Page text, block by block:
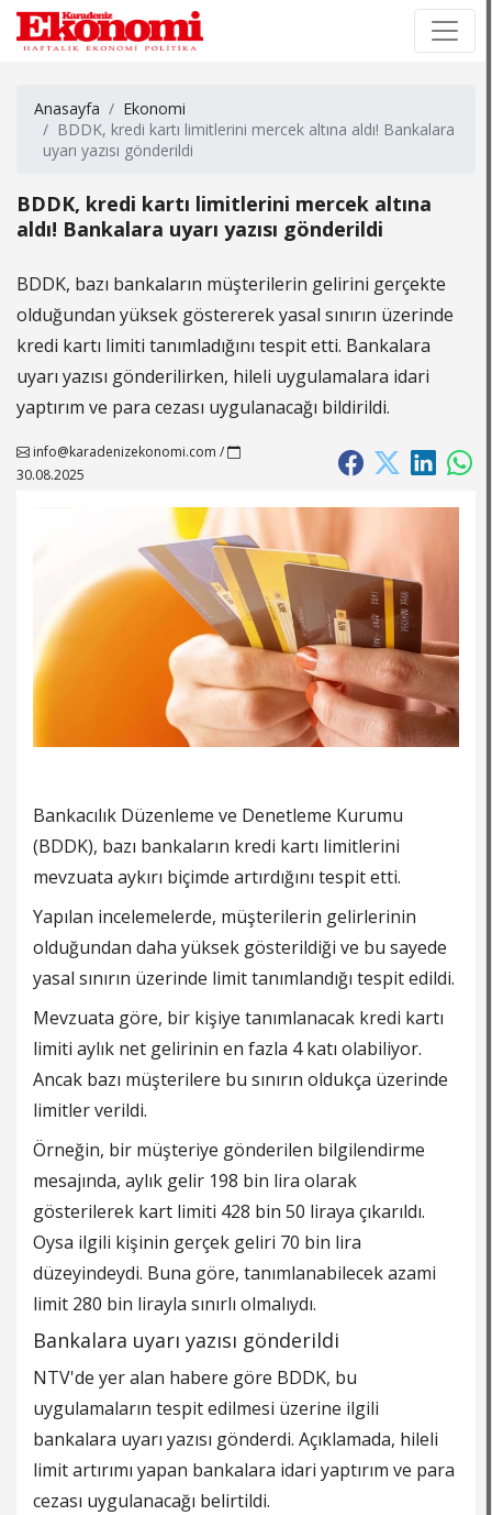
Anasayfa
Ekonomi
BDDK, kredi kartı limitlerini mercek altına aldı! Bankalara
uyarı yazısı gönderildi
BDDK, kredi kartı limitlerini mercek altına
aldı! Bankalara uyarı yazısı gönderildi
BDDK, bazı bankaların müşterilerin gelirini gerçekte
olduğundan yüksek göstererek yasal sınırın üzerinde
kredi kartı limiti tanımladığını tespit etti. Bankalara
uyarı yazısı gönderilirken, hileli uygulamalara idari
yaptırım ve para cezası uygulanacağı bildirildi.
info@karadenizekonomi.com /
30.08.2025
Bankacılık Düzenleme ve Denetleme Kurumu
(BDDK), bazı bankaların kredi kartı limitlerini
mevzuata aykırı biçimde artırdığını tespit etti.
Yapılan incelemelerde, müşterilerin gelirlerinin
olduğundan daha yüksek gösterildiği ve bu sayede
yasal sınırın üzerinde limit tanımlandığı tespit edildi.
Mevzuata göre, bir kişiye tanımlanacak kredi kartı
limiti aylık net gelirinin en fazla 4 katı olabiliyor.
Ancak bazı müşterilere bu sınırın oldukça üzerinde
limitler verildi.
Örneğin, bir müşteriye gönderilen bilgilendirme
mesajında, aylık gelir 198 bin lira olarak
gösterilerek kart limiti 428 bin 50 liraya çıkarıldı.
Oysa ilgili kişinin gerçek geliri 70 bin lira
düzeyindeydi. Buna göre, tanımlanabilecek azami
limit 280 bin lirayla sınırlı olmalıydı.
Bankalara uyarı yazısı gönderildi
NTV'de yer alan habere göre BDDK, bu
uygulamaların tespit edilmesi üzerine ilgili
bankalara uyarı yazısı gönderdi. Açıklamada, hileli
limit artırımı yapan bankalara idari yaptırım ve para
cezası uygulanacağı belirtildi.
×
×